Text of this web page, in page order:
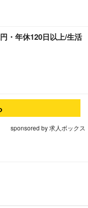
・年休120日以上/生活
sponsored by 求人ボックス